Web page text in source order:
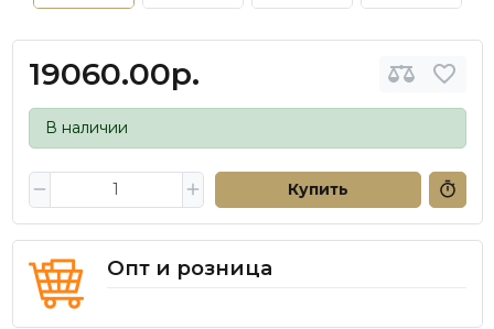
19060.00р.
В наличии
Купить
Опт и розница